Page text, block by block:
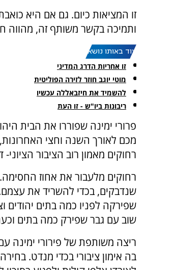
זו המציאות כיום. גם אם היא
ותמיכה בקשר משותף זה, מהווה
עוד באותו נושא:
זו אחריות הדרג המדיני
מוטי יוגב חוזר לזירה הפוליטית
להשמיד את חיזבאללה עכשיו
ריבונות ביו"ש - זו העת
פרורי ימינה שפוררו את הבית
מכם לאורך השנה וחצי
רחוקים מאמון רוב הציבור הציוני-
רחוקים מלעבור את אחוז
שנדבקים, בכדי להשריד את
שפירקה לפניו כמה בתים יהודים
שוב עם גבר שפירק כמה בתים
ריצה משותפת של פירורי ימינה
בה אימון ציבורי בכדי מנדט.